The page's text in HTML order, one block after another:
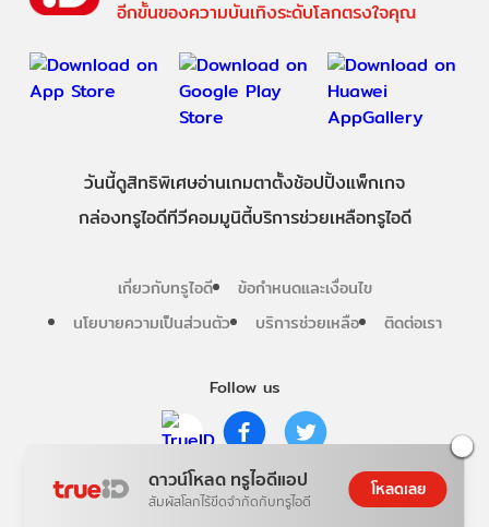
ดาวน์โหลด ทรูไอดีแอป
สัมผัสโลกไร้ขีดจำกัดกับทรูไอดี
โหลดเลย
Follow us
Copyright © True Digital Group Company Limited.
All rights reserved
อีกขั้นของความบันเทิงระดับโลกตรงใจคุณ
วันนี้ดูสิทธิพิเศษอ่านเกมตาตั้งช้อปปิ้งแพ็กเกจ
กล่องทรูไอดีทีวีคอมมูนิตี้บริการช่วยเหลือทรูไอดี
เกี่ยวกับทรูไอดี
ข้อกำหนดและเงื่อนไข
นโยบายความเป็นส่วนตัว
บริการช่วยเหลือ ติดต่อเรา